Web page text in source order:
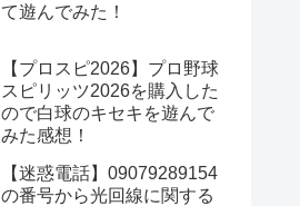
て遊んでみた！
【プロスピ2026】プロ野球
スピリッツ2026を購入した
ので白球のキセキを遊んで
みた感想！
【迷惑電話】09079289154
の番号から光回線に関する